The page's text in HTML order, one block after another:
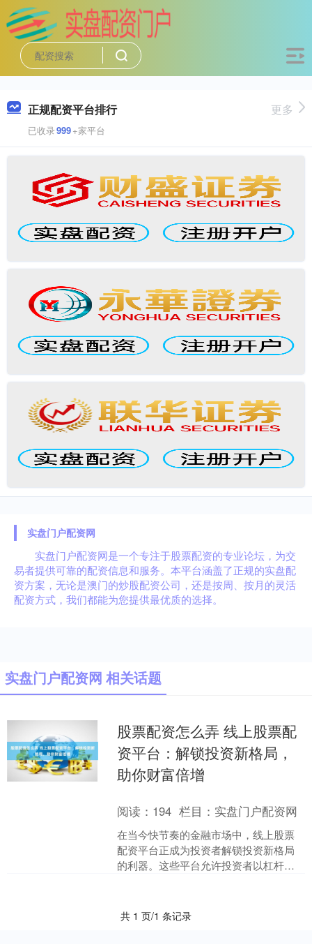
正规配资平台排行
已收录999+家平台
更多
实盘门户配资网
实盘门户配资网是一个专注于股票配资的专业论坛，为交
易者提供可靠的配资信息和服务。本平台涵盖了正规的实盘配
资方案，无论是澳门的炒股配资公司，还是按周、按月的灵活
配资方式，我们都能为您提供最优质的选择。
实盘门户配资网 相关话题
股票配资怎么弄 线上股票配
资平台：解锁投资新格局，
助你财富倍增
阅读： 194 栏目： 实盘门户配资网
在当今快节奏的金融市场中，线上股票
配资平台正成为投资者解锁投资新格局
的利器。这些平台允许投资者以杠杆方
共 1 页/1 条记录